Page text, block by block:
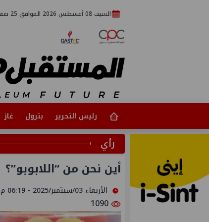
السبت 08 أغسطس 2026 الموافق 25 صفر 1448
رئيس التحرير بترول غاز
رأي
أين نحن من “اللابوبو”؟
الأربعاء 03/سبتمبر/2025 - 06:19 م